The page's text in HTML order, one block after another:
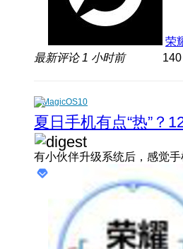
荣
最新评论 1 小时前 140
MagicOS10
夏日手机有点“热”？